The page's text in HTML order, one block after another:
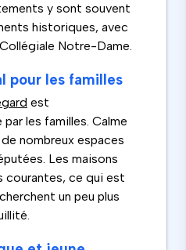
y sont souvent
historiques, avec
Notre-Dame.
pour les familles
est
les familles. Calme
nombreux espaces
Les maisons
courantes, ce qui est
un peu plus